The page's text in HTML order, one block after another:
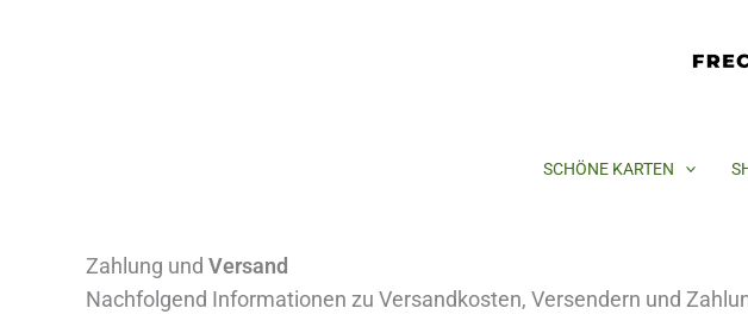
SCHÖNE KARTEN
Zahlung und Versand
Nachfolgend Informationen zu Versandkosten, Versendern und